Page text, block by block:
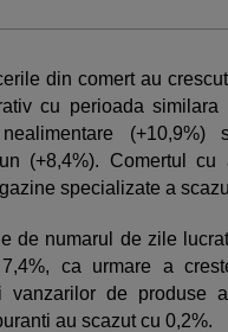
din comert au
cu perioada similara
(+10,9%)
(+8,4%). Comertul cu
specializate a
de numarul de zile
ca urmare a
vanzarilor de produse
au scazut cu 0,2%.